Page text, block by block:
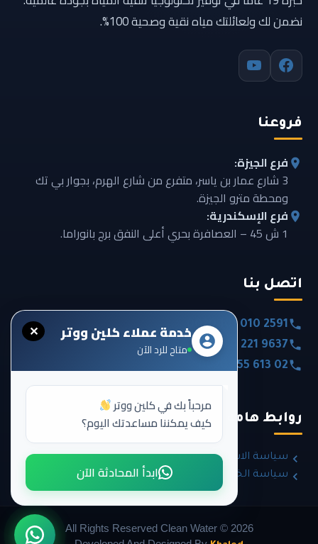
نضمن لك ولعائلتك مياه نقية وصحية 100%.
فروعنا
فرع الجيزة:
3 شارع عمار بن ياسر، متفرع من شارع الهرم، بجوار بي تك
ومحطة مترو الجيزة.
فرع الإسكندرية:
1 ش 45 – العصافرة بحري أعلى النفق برج بانوراما.
اتصل بنا
0020 101 010 2591
0020 120 221 9637
0020 355 613 02
روابط هامة
سياسة الاسترداد والإرجاع
سياسة الخصوصية
All Rights Reserved Clean Water © 2026
✕ خدمة عملاء كلين ووتر
متاح للرد الآن
مرحباً بك في كلين ووتر
كيف يمكننا مساعدتك اليوم؟
ابدأ المحادثة الآن